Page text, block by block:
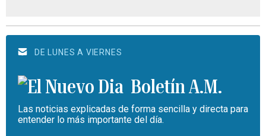
DE LUNES A VIERNES
Boletín A.M.
Las noticias explicadas de forma sencilla y directa para
entender lo más importante del día.